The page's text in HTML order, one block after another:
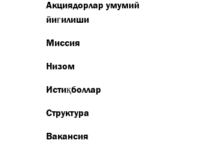
Акциядорлар умумий
йиғилиши
Миссия
Низом
Истиқболлар
Структура
Вакансия